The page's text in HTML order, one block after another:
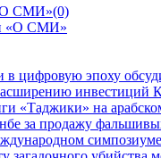
СМИ»(0)
цифровую эпоху
инвестиций
«Таджики» на
за продажу